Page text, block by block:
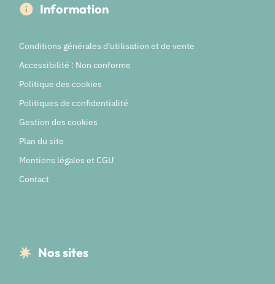
Information
Conditions générales d'utilisation et de vente
Accessibilité : Non conforme
Politique des cookies
Politiques de confidentialité
Gestion des cookies
Plan du site
Mentions légales et CGU
Contact
Nos sites